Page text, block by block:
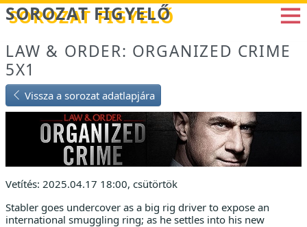
Betöltés...
SOROZAT FIGYELŐ
LAW & ORDER: ORGANIZED CRIME
5X1
Vissza a sorozat adatlapjára
Vetítés: 2025.04.17 18:00, csütörtök
Stabler goes undercover as a big rig driver to expose an
international smuggling ring; as he settles into his new